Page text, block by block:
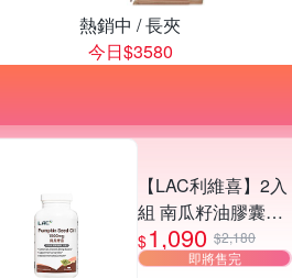
熱銷中 / 長夾
今日$3580
【LAC利維喜】2入
組 南瓜籽油膠囊食
品100顆(1000mg/
南瓜子/男性保健)
$1,090 $2,180
即將售完